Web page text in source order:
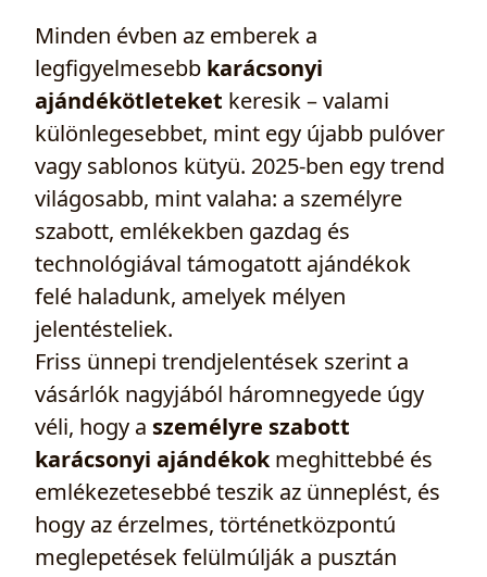
Minden évben az emberek a
legfigyelmesebb karácsonyi
ajándékötleteket keresik – valami
különlegesebbet, mint egy újabb pulóver
vagy sablonos kütyü. 2025-ben egy trend
világosabb, mint valaha: a személyre
szabott, emlékekben gazdag és
technológiával támogatott ajándékok
felé haladunk, amelyek mélyen
jelentésteliek.
Friss ünnepi trendjelentések szerint a
vásárlók nagyjából háromnegyede úgy
véli, hogy a személyre szabott
karácsonyi ajándékokmeghittebbé és
emlékezetesebbé teszik az ünneplést, és
hogy az érzelmes, történetközpontú
meglepetések felülmúlják a pusztán